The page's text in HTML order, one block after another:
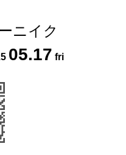
ニイク
05.17 fri